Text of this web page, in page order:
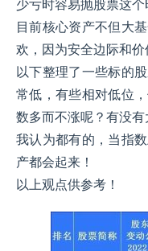
少亏时容易抛股票这
目前核心资产不但大
欢，因为安全边际和价
以下整理了一些标的
常低，有些相对低位
数多而不涨呢？有没有
我认为都有的，当指
产都会起来！
以上观点供参考！